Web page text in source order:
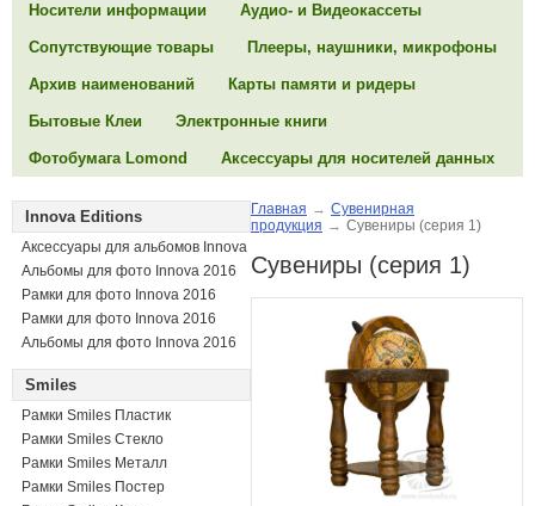
Носители информации Аудио- и Видеокассеты
Сопутствующие товары Плееры, наушники, микрофоны
Архив наименований Карты памяти и ридеры
Бытовые Клеи Электронные книги
Фотобумага Lomond Аксессуары для носителей данных
Innova Editions
Аксессуары для альбомов Innova
Альбомы для фото Innova 2016
Рамки для фото Innova 2016
Рамки для фото Innova 2016
Альбомы для фото Innova 2016
Smiles
Рамки Smiles Пластик
Рамки Smiles Стекло
Рамки Smiles Металл
Рамки Smiles Постер
Главная → Сувенирная
продукция → Сувениры (серия 1)
Сувениры (серия 1)